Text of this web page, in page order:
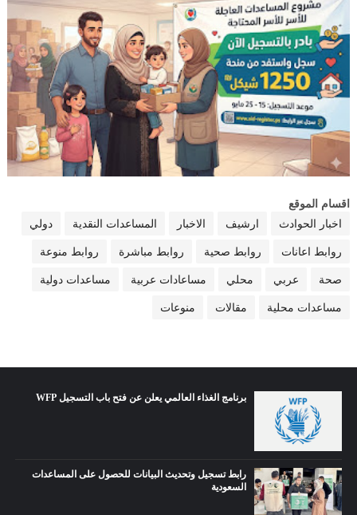
اقسام الموقع
اخبار الحوادث
ارشيف الاخبار المساعدات النقدية دولي
روابط اعانات روابط صحية روابط مباشرة روابط منوعة
صحة عربي محلي مساعادات عربية مساعدات دولية
مساعدات محلية مقالات منوعات
برنامج الغذاء العالمي يعلن عن فتح باب التسجيل WFP
رابط تسجيل وتحديث البيانات للحصول على المساعدات
السعودية